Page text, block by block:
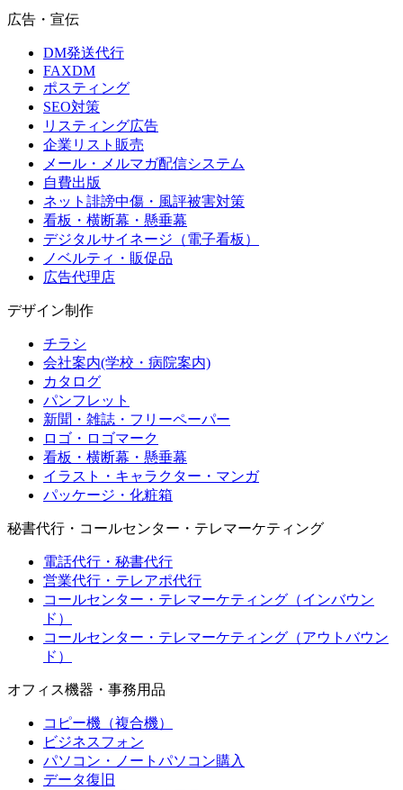
広告・宣伝
DM発送代行
FAXDM
ポスティング
SEO対策
リスティング広告
企業リスト販売
メール・メルマガ配信システム
自費出版
ネット誹謗中傷・風評被害対策
看板・横断幕・懸垂幕
デジタルサイネージ（電子看板）
ノベルティ・販促品
広告代理店
デザイン制作
チラシ
会社案内(学校・病院案内)
カタログ
パンフレット
新聞・雑誌・フリーペーパー
ロゴ・ロゴマーク
看板・横断幕・懸垂幕
イラスト・キャラクター・マンガ
パッケージ・化粧箱
秘書代行・コールセンター・テレマーケティング
電話代行・秘書代行
営業代行・テレアポ代行
コールセンター・テレマーケティング（インバウン
ド）
コールセンター・テレマーケティング（アウトバウン
ド）
オフィス機器・事務用品
コピー機（複合機）
ビジネスフォン
パソコン・ノートパソコン購入
データ復旧